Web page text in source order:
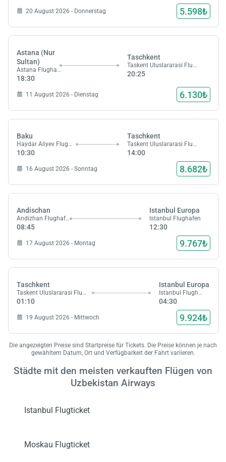
20 August 2026 - Donnerstag 5.598₺
Astana (Nur
Sultan)
Astana Flughafen
18:30
Taschkent
Taskent Uluslararasi Flughafen
20:25
11 August 2026 - Dienstag 6.130₺
Baku
Haydar Aliyev Flughafen
10:30
Taschkent
Taskent Uluslararasi Flughafen
14:00
16 August 2026 - Sonntag 8.682₺
Andischan
Andizhan Flughafen
08:45
Istanbul Europa
Istanbul Flughafen
12:30
17 August 2026 - Montag 9.767₺
Taschkent
Taskent Uluslararasi Flughafen
01:10
Istanbul Europa
Istanbul Flughafen
04:30
19 August 2026 - Mittwoch 9.924₺
Die angezeigten Preise sind Startpreise für Tickets. Die Preise können je nach
gewähltem Datum, Ort und Verfügbarkeit der Fahrt variieren.
Städte mit den meisten verkauften Flügen von
Uzbekistan Airways
Istanbul Flugticket
Moskau Flugticket